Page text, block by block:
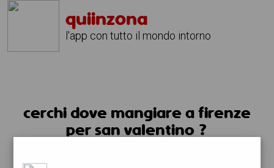
quiinzona
l'app con tutto il mondo intorno
cerchi dove mangiare a firenze
per san valentino ?